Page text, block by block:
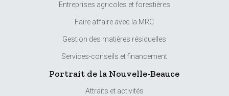
Entreprises agricoles et forestières
Faire affaire avec la MRC
Gestion des matières résiduelles
Services-conseils et financement
Portrait de la Nouvelle-Beauce
Attraits et activités